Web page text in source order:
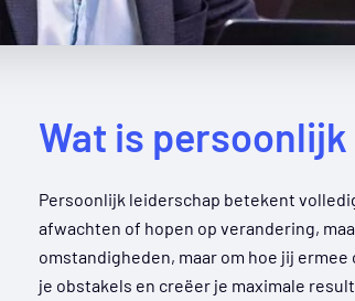
Wat is
Persoonlijk leiderschap betekent
afwachten of hopen op verandering,
omstandigheden, maar om hoe jij
je obstakels en creëer je maximale